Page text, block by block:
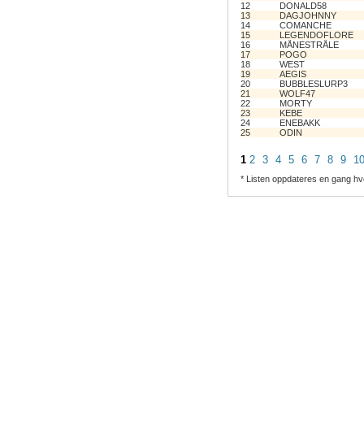
12
DONALD58
13
DAGJOHNNY
14
COMANCHE
15
LEGENDOFLORE
16
MÅNESTRÅLE
17
POGO
18
WEST
19
AEGIS
20
BUBBLESLURP3
21
WOLF47
22
MORTY
23
KEBE
24
ENEBAKK
25
ODIN
1 2 3 4 5 6 7 8 9 10
* Listen oppdateres en gang